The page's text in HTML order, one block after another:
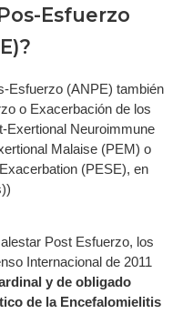
Esfuerzo
Esfuerzo (ANPE) también
o Exacerbación de los
Exertional Neuroimmune
Malaise (PEM) o
(PESE), en
Post Esfuerzo, los
Internacional de 2011
y de obligado
de la Encefalomielitis